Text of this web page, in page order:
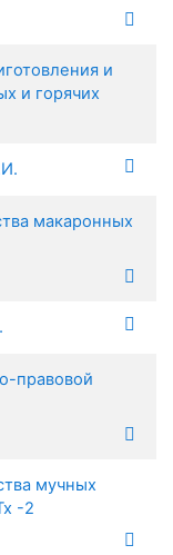
и
и горячих
макаронных
правовой
мучных
-2